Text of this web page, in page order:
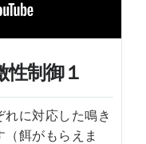
性制御１
に対応した鳴き
餌がもらえま